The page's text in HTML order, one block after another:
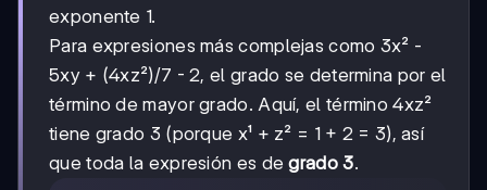
exponente 1.
Para expresiones más complejas como 3x² -
5xy + (4xz²)/7 - 2, el grado se determina por el
término de mayor grado. Aquí, el término 4xz²
tiene grado 3 (porque x¹ + z² = 1 + 2 = 3), así
que toda la expresión es degrado 3.